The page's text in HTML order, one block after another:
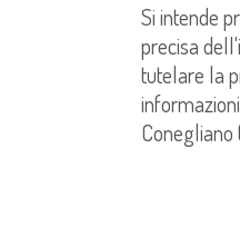
Si intende
precisa
tutelare la